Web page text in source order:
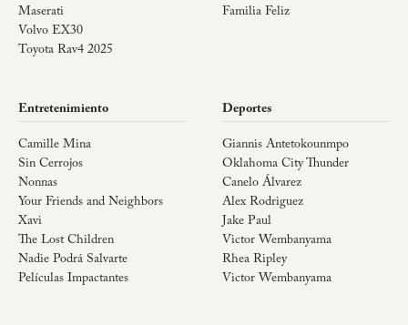
Maserati
Volvo EX30
Toyota Rav4 2025
Familia Feliz
Entretenimiento
Camille Mina
Sin Cerrojos
Nonnas
Your Friends and Neighbors
Xavi
The Lost Children
Nadie Podrá Salvarte
Películas Impactantes
Deportes
Giannis Antetokounmpo
Oklahoma City Thunder
Canelo Álvarez
Alex Rodriguez
Jake Paul
Victor Wembanyama
Rhea Ripley
Victor Wembanyama